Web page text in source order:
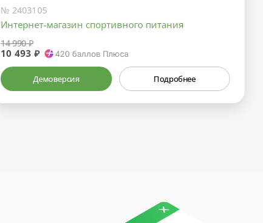
№ 2403105
Интернет-магазин спортивного питания
14 990 ₽
10 493 ₽ 420баллов Плюса
Демоверсия Подробнее